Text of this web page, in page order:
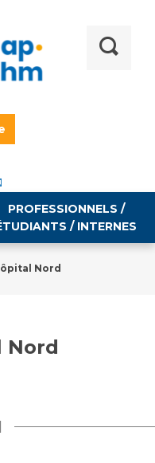
ou de radiologie
PROFESSIONNELS /
/ INTERNES
Nord
Nord